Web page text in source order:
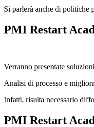
Si parlerà anche di politiche
PMI Restart
Verranno presentate
Analisi di processo e
Infatti, risulta necessario
PMI Restart